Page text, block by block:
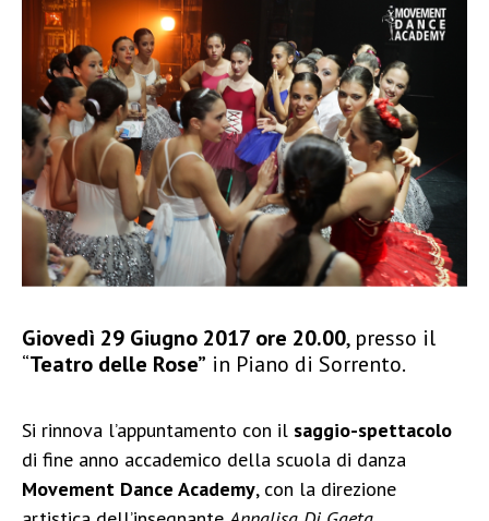
Giovedì 29 Giugno 2017 ore 20.00, presso il
“Teatro delle Rose” in Piano di Sorrento.
Si rinnova l’appuntamento con il saggio-spettacolo
di fine anno accademico della scuola di danza
Movement Dance Academy, con la direzione